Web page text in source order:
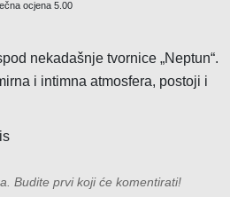
ocjena 5.00
nekadašnje tvornice „Neptun“.
i intimna atmosfera, postoji i
Budite prvi koji će komentirati!